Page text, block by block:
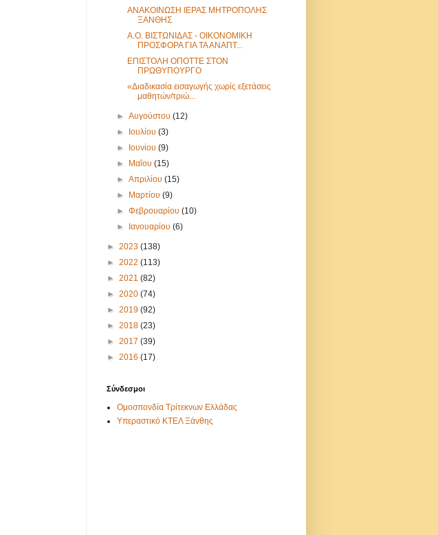
ΑΝΑΚΟΙΝΩΣΗ ΙΕΡΑΣ ΜΗΤΡΟΠΟΛΗΣ
ΞΑΝΘΗΣ
Α.Ο. ΒΙΣΤΩΝΙΔΑΣ - ΟΙΚΟΝΟΜΙΚΗ
ΠΡΟΣΦΟΡΑ ΓΙΑ ΤΑ ΑΝΑΠΤ...
ΕΠΙΣΤΟΛΗ ΟΠΟΤΤΕ ΣΤΟΝ
ΠΡΩΘΥΠΟΥΡΓΟ
«Διαδικασία εισαγωγής χωρίς εξετάσεις
μαθητών/τριώ...
►Αυγούστου(12)
►
Ιουλίου(3)
►
Ιουνίου(9)
►
Μαΐου(15)
►Απριλίου(15)
►
Μαρτίου(9)
►Φεβρουαρίου(10)
►
Ιανουαρίου(6)
► 2023 (138)
► 2022 (113)
► 2021 (82)
► 2020 (74)
► 2019 (92)
► 2018 (23)
► 2017 (39)
► 2016 (17)
Σύνδεσμοι
Ομοσπονδία Τρίτεκνων Ελλάδας
Υπεραστικό ΚΤΕΛ Ξάνθης